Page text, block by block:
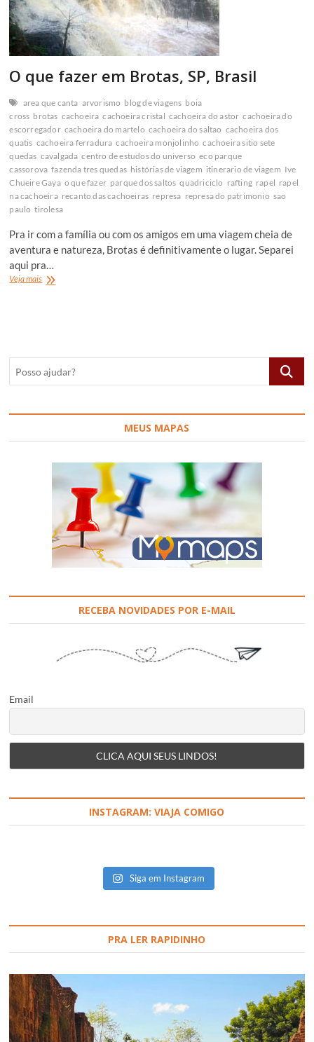
O que fazer em Brotas, SP, Brasil
area que canta arvorismo blog de viagens boia
cross brotas cachoeira cachoeira cristal cachoeira do astor cachoeira do
escorregador cachoeira do martelo cachoeira do saltao cachoeira dos
quatis cachoeira ferradura cachoeira monjolinho cachoeira sitio sete
quedas cavalgada centro de estudos do universo eco parque
cassorova fazenda tres quedas histórias de viagem itinerario de viagem Ive
Chueire Gaya o que fazer parque dos saltos quadriciclo rafting rapel rapel
na cachoeira recanto das cachoeiras represa represa do patrimonio sao
paulo tirolesa
Pra ir com a família ou com os amigos em uma viagem cheia de
aventura e natureza, Brotas é definitivamente o lugar. Separei
aqui pra…
Veja maisO
Posso
ajudar?
MEUS MAPAS
RECEBA NOVIDADES POR E-MAIL
Email
INSTAGRAM: VIAJA COMIGO
Siga em Instagram
PRA LER RAPIDINHO